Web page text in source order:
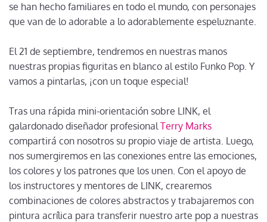
se han hecho familiares en todo el mundo, con personajes
que van de lo adorable a lo adorablemente espeluznante.
El 21 de septiembre, tendremos en nuestras manos
nuestras propias figuritas en blanco al estilo Funko Pop. Y
vamos a pintarlas, ¡con un toque especial!
Tras una rápida mini-orientación sobre LINK, el
galardonado diseñador profesionalTerry Marks
compartirá con nosotros su propio viaje de artista. Luego,
nos sumergiremos en las conexiones entre las emociones,
los colores y los patrones que los unen. Con el apoyo de
los instructores y mentores de LINK, crearemos
combinaciones de colores abstractos y trabajaremos con
pintura acrílica para transferir nuestro arte pop a nuestras